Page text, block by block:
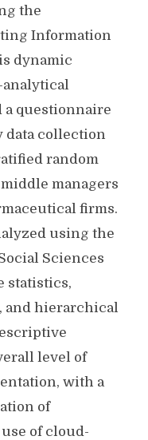
the
Information
dynamic
a questionnaire
data collection
random
managers
firms.
using the
Sciences
statistics,
and hierarchical
level of
with a
of
of cloud-